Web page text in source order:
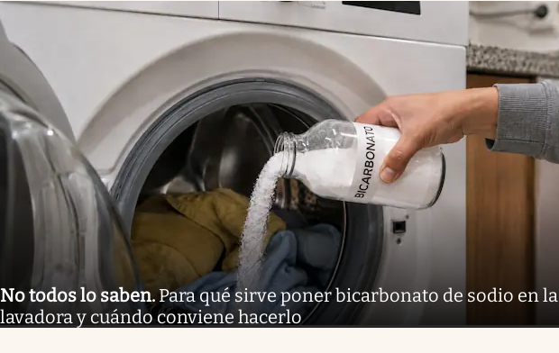
No todos lo saben.Para qué sirve poner bicarbonato de sodio en la
lavadora y cuándo conviene hacerlo